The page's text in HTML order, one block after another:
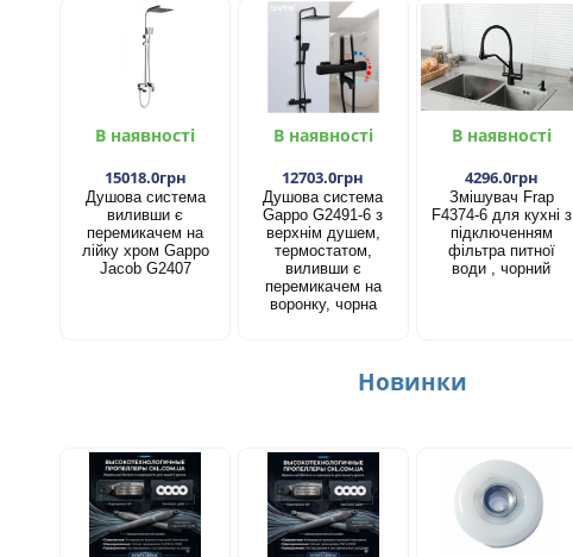
В наявності
15018.0грн
Душова система
виливши є
перемикачем на
лійку хром Gappo
Jacob G2407
В наявності
12703.0грн
Душова система
Gappo G2491-6 з
верхнім душем,
термостатом,
виливши є
перемикачем на
воронку, чорна
В наявності
4296.0грн
Змішувач Frap
F4374-6 для кухні з
підключенням
фільтра питної
води , чорний
Новинки